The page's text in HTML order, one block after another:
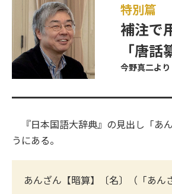
特別篇
補注で
「唐
今野真二より
『日本国語大辞典』の見出し「あ
うにある。
あんざん【暗算】〔名〕（「あん